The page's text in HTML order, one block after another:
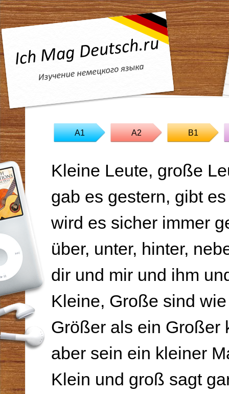
A1 A2 B1
Kleine Leute, große
gab es gestern, gibt
wird es sicher immer
über, unter, hinter,
dir und mir und ihm
Kleine, Große sind
Größer als ein Großer
aber sein ein kleiner
Klein und groß sagt